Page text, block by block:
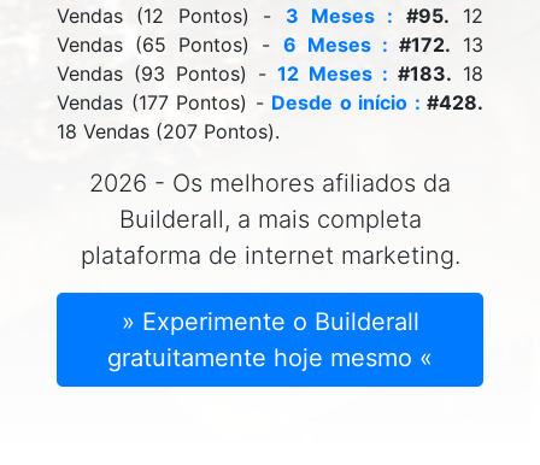
Vendas (12 Pontos) - 3 Meses : #95. 12
Vendas (65 Pontos) - 6 Meses : #172. 13
Vendas (93 Pontos) - 12 Meses : #183. 18
Vendas (177 Pontos) - Desde o início : #428.
18 Vendas (207 Pontos).
2026 - Os melhores afiliados da
Builderall, a mais completa
plataforma de internet marketing.
» Experimente o Builderall
gratuitamente hoje mesmo «